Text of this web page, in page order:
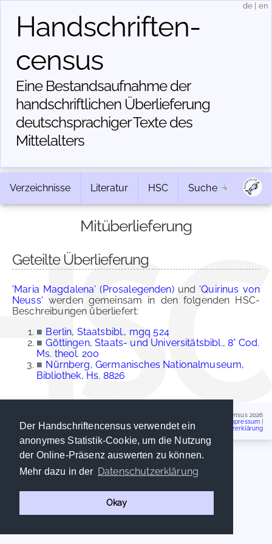
Der Handschriftencensus verwendet ein
anonymes Statistik-Cookie, um die Nutzung
der Online-Präsenz auswerten zu können.
Mehr dazu in der Datenschutzerklärung
Okay
Handschriften­
census
Eine Bestandsaufnahme der
handschriftlichen Über­lieferung
deutschsprachiger Texte des
Mittelalters
de en
Verzeichnisse Literatur HSC Suche
Mitüberlieferung
Geteilte Überlieferung
'Maria Magdalena' (Prosalegenden)und 'Quirinus von
Neuss' werden gemeinsam in den folgenden HSC-
Beschreibungen überliefert:
■ Berlin, Staatsbibl., mgq 524
■ Göttingen, Staats- und Universitätsbibl., 8° Cod.
Ms. theol. 200
■ Nürnberg, Germanisches Nationalmuseum,
Bibliothek, Hs. 8826
Handschriftencensus 2026
Impressum
Datenschutzerklärung